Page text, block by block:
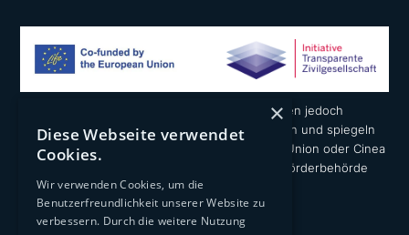
Die geäußerten Ansichten und Meinungen liegen jedoch
ausschließlich in der Verantwortung der Autoren und spiegeln
nicht notwendigerweise die der Europäischen Union oder Cinea
wider. Weder die Europäische Union noch die Förderbehörde
können dafür verantwortlich gemacht werden.
×
Diese Webseite verwendet
Cookies.
Wir verwenden Cookies, um die
Benutzerfreundlichkeit unserer Website zu
verbessern. Durch die weitere Nutzung